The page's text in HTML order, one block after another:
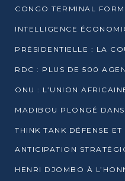
THINK TANK DÉFENSE ET
ANTICIPATION STRATÉGIQUE ET MOBILISATION